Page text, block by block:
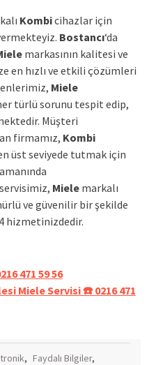
Kombicihazlar için
Bostancı‘da
markasının kalitesi ve
en hızlı ve etkili çözümleri
Miele
türlü sorunu tespit edip,
Müşteri
firmamız, Kombi
üst seviyede tutmak için
Mielemarkalı
ve güvenilir bir şekilde
hizmetinizdedir.
471 59 56
Miele Servisi ☎️ 0216 471
, Faydalı Bilgiler,